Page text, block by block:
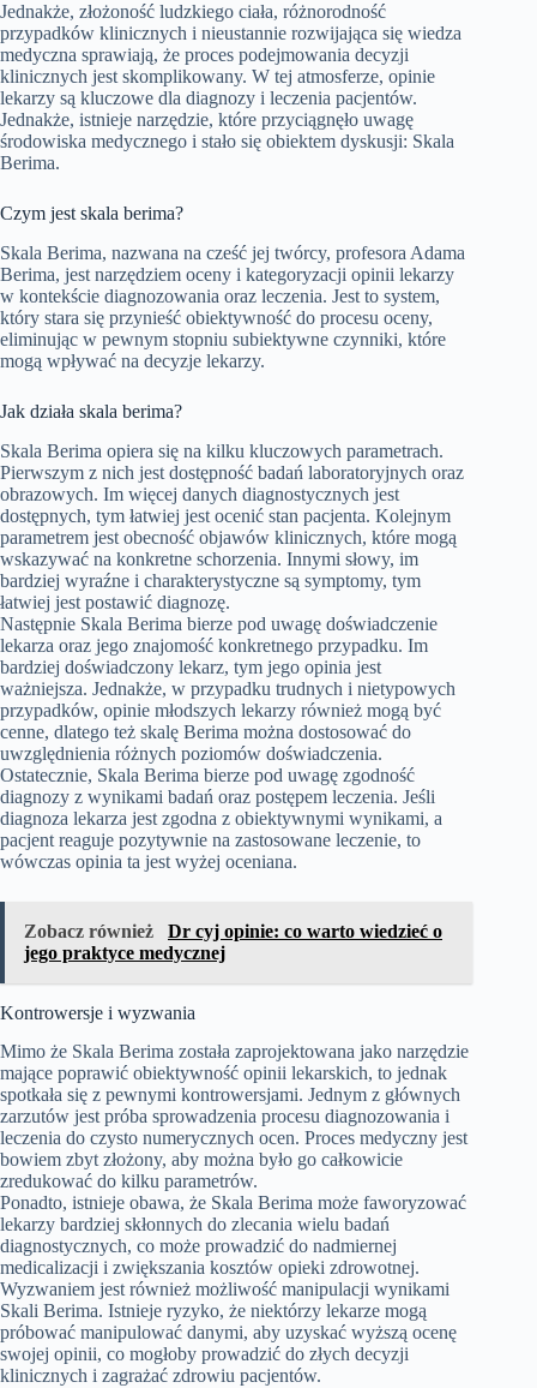
Jednakże, złożoność ludzkiego ciała, różnorodność
przypadków klinicznych i nieustannie rozwijająca się wiedza
medyczna sprawiają, że proces podejmowania decyzji
klinicznych jest skomplikowany. W tej atmosferze, opinie
lekarzy są kluczowe dla diagnozy i leczenia pacjentów.
Jednakże, istnieje narzędzie, które przyciągnęło uwagę
środowiska medycznego i stało się obiektem dyskusji: Skala
Berima.
Czym jest skala berima?
Skala Berima, nazwana na cześć jej twórcy, profesora Adama
Berima, jest narzędziem oceny i kategoryzacji opinii lekarzy
w kontekście diagnozowania oraz leczenia. Jest to system,
który stara się przynieść obiektywność do procesu oceny,
eliminując w pewnym stopniu subiektywne czynniki, które
mogą wpływać na decyzje lekarzy.
Jak działa skala berima?
Skala Berima opiera się na kilku kluczowych parametrach.
Pierwszym z nich jest dostępność badań laboratoryjnych oraz
obrazowych. Im więcej danych diagnostycznych jest
dostępnych, tym łatwiej jest ocenić stan pacjenta. Kolejnym
parametrem jest obecność objawów klinicznych, które mogą
wskazywać na konkretne schorzenia. Innymi słowy, im
bardziej wyraźne i charakterystyczne są symptomy, tym
łatwiej jest postawić diagnozę.
Następnie Skala Berima bierze pod uwagę doświadczenie
lekarza oraz jego znajomość konkretnego przypadku. Im
bardziej doświadczony lekarz, tym jego opinia jest
ważniejsza. Jednakże, w przypadku trudnych i nietypowych
przypadków, opinie młodszych lekarzy również mogą być
cenne, dlatego też skalę Berima można dostosować do
uwzględnienia różnych poziomów doświadczenia.
Ostatecznie, Skala Berima bierze pod uwagę zgodność
diagnozy z wynikami badań oraz postępem leczenia. Jeśli
diagnoza lekarza jest zgodna z obiektywnymi wynikami, a
pacjent reaguje pozytywnie na zastosowane leczenie, to
wówczas opinia ta jest wyżej oceniana.
Zobacz również
Dr cyj opinie: co warto wiedzieć o
jego praktyce medycznej
Kontrowersje i wyzwania
Mimo że Skala Berima została zaprojektowana jako narzędzie
mające poprawić obiektywność opinii lekarskich, to jednak
spotkała się z pewnymi kontrowersjami. Jednym z głównych
zarzutów jest próba sprowadzenia procesu diagnozowania i
leczenia do czysto numerycznych ocen. Proces medyczny jest
bowiem zbyt złożony, aby można było go całkowicie
zredukować do kilku parametrów.
Ponadto, istnieje obawa, że Skala Berima może faworyzować
lekarzy bardziej skłonnych do zlecania wielu badań
diagnostycznych, co może prowadzić do nadmiernej
medicalizacji i zwiększania kosztów opieki zdrowotnej.
Wyzwaniem jest również możliwość manipulacji wynikami
Skali Berima. Istnieje ryzyko, że niektórzy lekarze mogą
próbować manipulować danymi, aby uzyskać wyższą ocenę
swojej opinii, co mogłoby prowadzić do złych decyzji
klinicznych i zagrażać zdrowiu pacjentów.